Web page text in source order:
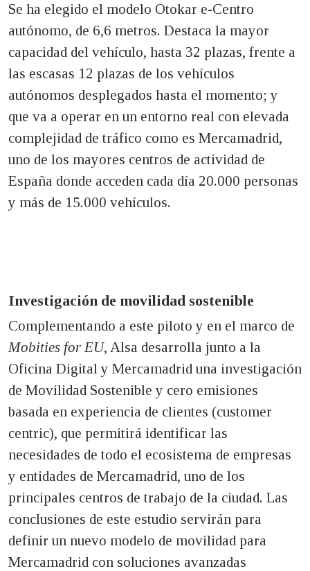
Se ha elegido el modelo Otokar e-Centro
autónomo, de 6,6 metros. Destaca la mayor
capacidad del vehículo, hasta 32 plazas, frente a
las escasas 12 plazas de los vehículos
autónomos desplegados hasta el momento; y
que va a operar en un entorno real con elevada
complejidad de tráfico como es Mercamadrid,
uno de los mayores centros de actividad de
España donde acceden cada día 20.000 personas
y más de 15.000 vehículos.
Investigación de movilidad sostenible
Complementando a este piloto y en el marco de
Mobities for EU, Alsa desarrolla junto a la
Oficina Digital y Mercamadrid una investigación
de Movilidad Sostenible y cero emisiones
basada en experiencia de clientes (customer
centric), que permitirá identificar las
necesidades de todo el ecosistema de empresas
y entidades de Mercamadrid, uno de los
principales centros de trabajo de la ciudad. Las
conclusiones de este estudio servirán para
definir un nuevo modelo de movilidad para
Mercamadrid con soluciones avanzadas